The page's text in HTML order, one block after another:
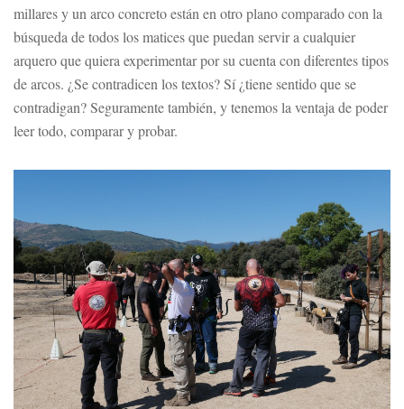
millares y un arco concreto están en otro plano comparado con la
búsqueda de todos los matices que puedan servir a cualquier
arquero que quiera experimentar por su cuenta con diferentes tipos
de arcos. ¿Se contradicen los textos? Sí ¿tiene sentido que se
contradigan? Seguramente también, y tenemos la ventaja de poder
leer todo, comparar y probar.